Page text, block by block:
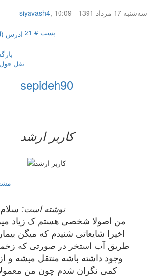
siyavash4,
سه‌شنبه 17 مرداد 1391 - 10:09
پست # 21
نقل قول
sepideh90
کاربر ارشد
sara_20 نوشته است: سلام
من اصولا شخصی هستم ک زیاد
اخیرا شایعاتی شنیدم که میگن
طریق آب استخر در صورتی که
وجود داشته باشه منتقل میشه و
کمی نگران شدم چون من